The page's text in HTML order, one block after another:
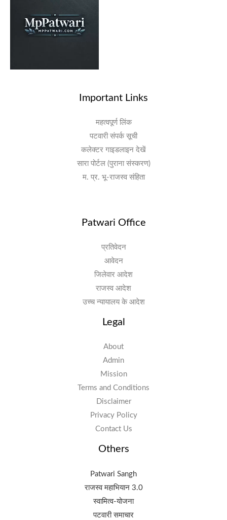
Important Links
महत्वपूर्ण लिंक
पटवारी संपर्क सूची
कलेक्टर गाइडलाइन देखें
सारा पोर्टल (पुराना संस्करण)
म. प्र. भू-राजस्व संहिता
Patwari Office
प्रतिवेदन
आवेदन
जिलेवार आदेश
राजस्व आदेश
उच्च न्यायालय के आदेश
Legal
About
Admin
Mission
Terms and Conditions
Disclaimer
Privacy Policy
Contact Us
Others
Patwari Sangh
राजस्व महाभियान 3.0
स्वामित्व-योजना
पटवारी समाचार